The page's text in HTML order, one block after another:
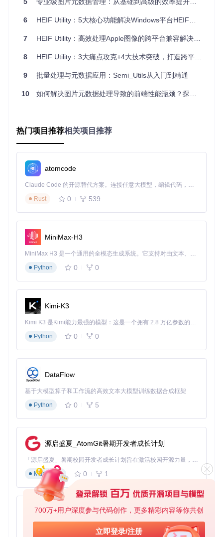
700万+用户深度参与代码创作，更多精彩内容等你共创
立即登录/注册
核心功能模块解析
NEF、ARW等200+文件格式
：分类展示EXIF、XMP、IPTC等不同标准的
元数据标签
预定义标签库：内置常用修改模板，如"清除元数据""复制相
机型号"等一键操作
实时预览面板：修改前后的缩略图对比，避免误操作
是经过实战验证的标准化流程，适用于从单张照片到上千张素
材的处理场景。
部署ExifToolGUI
git clone
详细安装说明参见项目根目录的[ReadMe for Users.txt](ht
tps://gitcode.com/gh_mirrors/ex/ExifToolGui/blob/9578ed
0e7653168c8569e0dc0b423412bdd8a701/Docs/ReadM
e for Users.txt?utm_source=gitcode_repo_files)
工作区初始化
推荐使用默认工作区配置：Docs/Workspace/default_e
nu.ini
在"View"菜单中勾选"Show Thumbnails"启用预览功能
配置文件列表显示列：右键列表标题→"Select Column
s"→勾选"Make"、"Model"、"File Type"
标准化操作流程
点击左侧文件夹树导航至RAW文件目录
使用"Filter"功能筛选特定格式：点击工具栏"Filter"按钮
→输入".CR2;.NEF"
元数据修改实施
Ⅰ. 选中目标文件（Ctrl+A全选批量处理） Ⅱ. 点击顶部菜
单"Modify"→"Predefined Tags" Ⅲ. 在弹出窗口选择"Copy
metadata from single file"模板 Ⅳ. 点击"Edit"按钮设置目
标相机型号（如将"Canon EOS R5"改为"Canon EOS R
6"） Ⅴ. 勾选"Make"和"Model"标签→点击"OK"执行修改
点击底部"Show Log window"查看详细执行报告
6 HEIF Utility：5大核心功能解决Windows平台HEIF转换难题
7 HEIF Utility：高效处理Apple图像的跨平台兼容解决方案与批量转换实践指南
8 HEIF Utility：3大痛点攻克+4大技术突破，打造跨平台图像格式转换工具标杆
9 批量处理与元数据应用：Semi_Utils从入门到精通
10 如何解决图片元数据处理导致的前端性能瓶颈？探索Web Worker与exif-js的协同优化方案
热门项目推荐相关项目推荐
atomcode
Claude Code 的开源替代方案。连接任意大模型，编辑代码，运行命令，自动验证 — 全自动执行。用 Rust 构建，极致性能。 ｜ An open-source alternative to Claude Code. Connect any LLM, edit code, run commands, and verify changes — autonomously. Built in Rust for speed. Get Started
Rust
0 539
MiniMax-H3
MiniMax H3 是一个通用的全模态生成系统。它支持对由文本、图像、视频和音频组成的多模态上下文进行统一理解，并能生成分辨率高达 2K、时长可达 15 秒的带原生立体声音频的视频。得益于面向任务泛化的系统设计，H3 在预训练阶段就已具备广泛的多模态上下文理解与生成能力，能够出色地执行复杂的多模态指令。
Python
0 0
Kimi-K3
Kimi K3 是Kimi能力最强的模型：这是一个拥有 2.8 万亿参数的混合专家（MoE）模型，具备原生视觉理解能力，并支持 100 万 token 的上下文窗口。
Python
0 0
DataFlow
基于大模型算子和工作流的高效文本大模型训练数据合成框架
Python
0 5
源启盛夏_AtomGit暑期开发者成长计划
「源启盛夏」暑期校园开发者成长计划旨在激活校园开源力量，通过积分激励、认证扶持、资源倾斜等形式，引导高校组织和开发者完成「入驻 — 建项目 — 做贡献 — 获认证 — 得资源」的完整闭环。无论你是想带领社团入驻平台的组织者，还是希望用代码贡献证明自己的开发者，都能在这里找到属于你的成长路径。
Markdown
0 1
py-xiaozhi
基于Python的Xiaozhi AI，适用于想要完整Xiaozhi体验而无需拥有专用硬件的用户。